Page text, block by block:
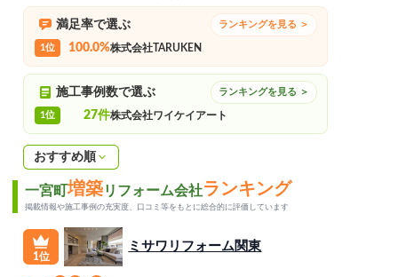
満足率で選ぶ ランキングを見る ＞
1位 100.0%株式会社TARUKEN
施工事例数で選ぶ ランキングを見る ＞
1位 27件株式会社ワイケイアート
おすすめ順
一宮町増築リフォーム会社ランキング
掲載情報や施工事例の充実度、口コミ等をもとに総合的に評価しています
1位
ミサワリフォーム関東